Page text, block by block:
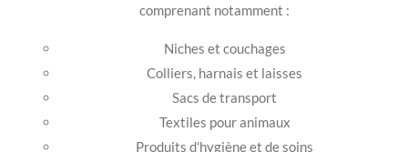
comprenant notamment :
Niches et couchages
Colliers, harnais et laisses
Sacs de transport
Textiles pour animaux
Produits d'hygiène et de soins